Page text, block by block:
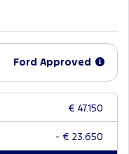
Ford Approved
€ 47.150
- € 23.650